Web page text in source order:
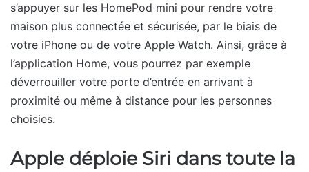
s’appuyer sur les HomePod mini pour rendre votre
maison plus connectée et sécurisée, par le biais de
votre iPhone ou de votre Apple Watch. Ainsi, grâce à
l’application Home, vous pourrez par exemple
déverrouiller votre porte d’entrée en arrivant à
proximité ou même à distance pour les personnes
choisies.
Apple déploie Siri dans toute la